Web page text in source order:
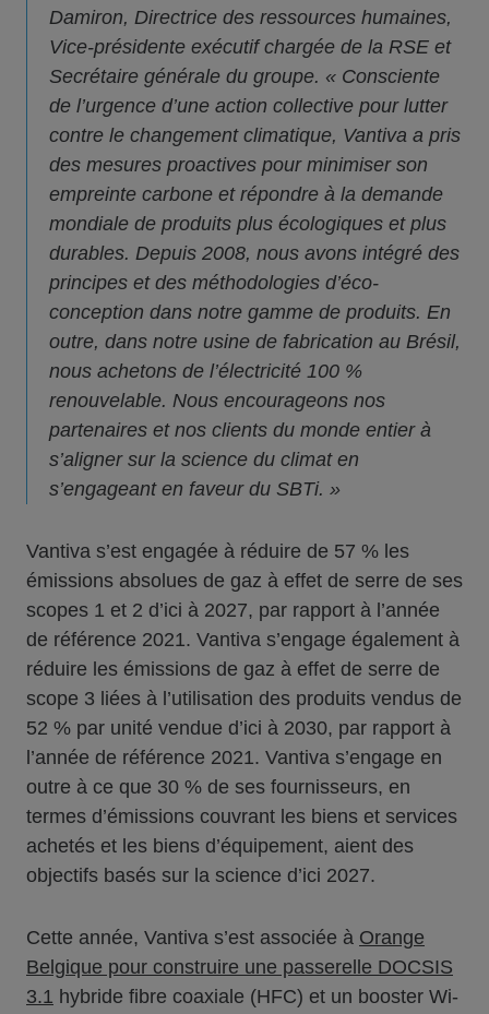
Damiron, Directrice des ressources humaines,
Vice-présidente exécutif chargée de la RSE et
Secrétaire générale du groupe. « Consciente
de l’urgence d’une action collective pour lutter
contre le changement climatique, Vantiva a pris
des mesures proactives pour minimiser son
empreinte carbone et répondre à la demande
mondiale de produits plus écologiques et plus
durables. Depuis 2008, nous avons intégré des
principes et des méthodologies d’éco-
conception dans notre gamme de produits. En
outre, dans notre usine de fabrication au Brésil,
nous achetons de l’électricité 100 %
renouvelable. Nous encourageons nos
partenaires et nos clients du monde entier à
s’aligner sur la science du climat en
s’engageant en faveur du SBTi. »
Vantiva s’est engagée à réduire de 57 % les
émissions absolues de gaz à effet de serre de ses
scopes 1 et 2 d’ici à 2027, par rapport à l’année
de référence 2021. Vantiva s’engage également à
réduire les émissions de gaz à effet de serre de
scope 3 liées à l’utilisation des produits vendus de
52 % par unité vendue d’ici à 2030, par rapport à
l’année de référence 2021. Vantiva s’engage en
outre à ce que 30 % de ses fournisseurs, en
termes d’émissions couvrant les biens et services
achetés et les biens d’équipement, aient des
objectifs basés sur la science d’ici 2027.
Cette année, Vantiva s’est associée à Orange
Belgique pour construire une passerelle DOCSIS
3.1 hybride fibre coaxiale (HFC) et un booster Wi-